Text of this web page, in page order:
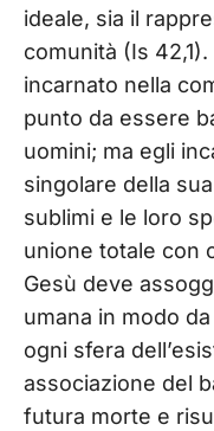
ideale, sia il
comunità (Is
incarnato nella
punto da essere
uomini; ma egli
singolare della
sublimi e le loro
unione totale con
Gesù deve
umana in modo
ogni sfera
associazione del
futura morte e